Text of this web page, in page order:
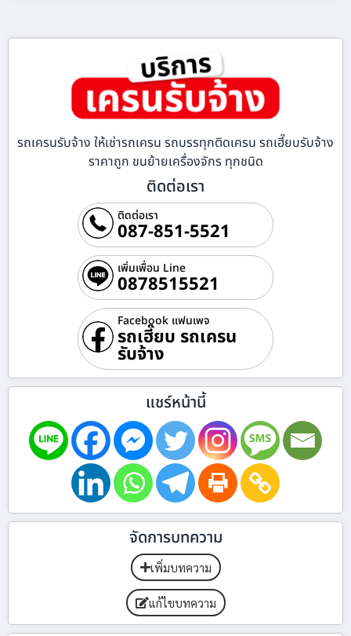
รถเครนรับจ้าง ให้เช่ารถเครน รถบรรทุกติดเครน รถเฮี๊ยบรับจ้าง
ราคาถูก ขนย้ายเครื่องจักร ทุกชนิด
ติดต่อเรา
ติดต่อเรา
087-851-5521
เพิ่มเพื่อน Line
0878515521
Facebook แฟนเพจ
รถเฮี๊ยบ รถเครน
รับจ้าง
แชร์หน้านี้
จัดการบทความ
เพิ่มบทความ
แก้ไขบทความ